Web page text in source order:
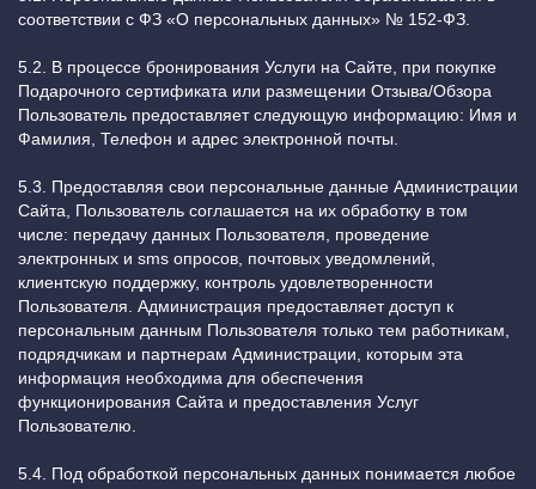
соответствии с ФЗ «О персональных данных» № 152-ФЗ.
5.2. В процессе бронирования Услуги на Сайте, при покупке
Подарочного сертификата или размещении Отзыва/Обзора
Пользователь предоставляет следующую информацию: Имя и
Фамилия, Телефон и адрес электронной почты.
5.3. Предоставляя свои персональные данные Администрации
Сайта, Пользователь соглашается на их обработку в том
числе: передачу данных Пользователя, проведение
электронных и sms опросов, почтовых уведомлений,
клиентскую поддержку, контроль удовлетворенности
Пользователя. Администрация предоставляет доступ к
персональным данным Пользователя только тем работникам,
подрядчикам и партнерам Администрации, которым эта
информация необходима для обеспечения
функционирования Сайта и предоставления Услуг
Пользователю.
5.4. Под обработкой персональных данных понимается любое